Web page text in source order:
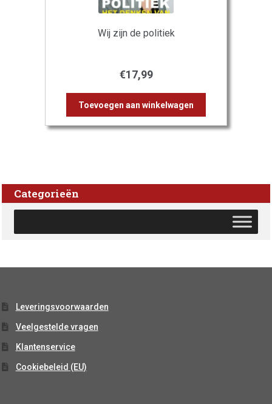
Wij zijn de politiek
€17,99
Toevoegen aan winkelwagen
Categorieën
Leveringsvoorwaarden
Veelgestelde vragen
Klantenservice
Cookiebeleid (EU)